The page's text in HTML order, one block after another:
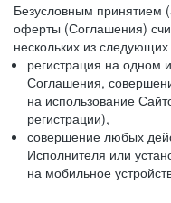
Безусловным принятием
оферты (Соглашения)
нескольких из следующих
регистрация на одном
Соглашения,
на использование
регистрации),
совершение любых
Исполнителя или
на мобильное